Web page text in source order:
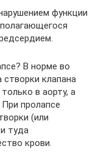
функции
В норме во
клапана
в аорту, а
пролапсе
(или
туда
крови.